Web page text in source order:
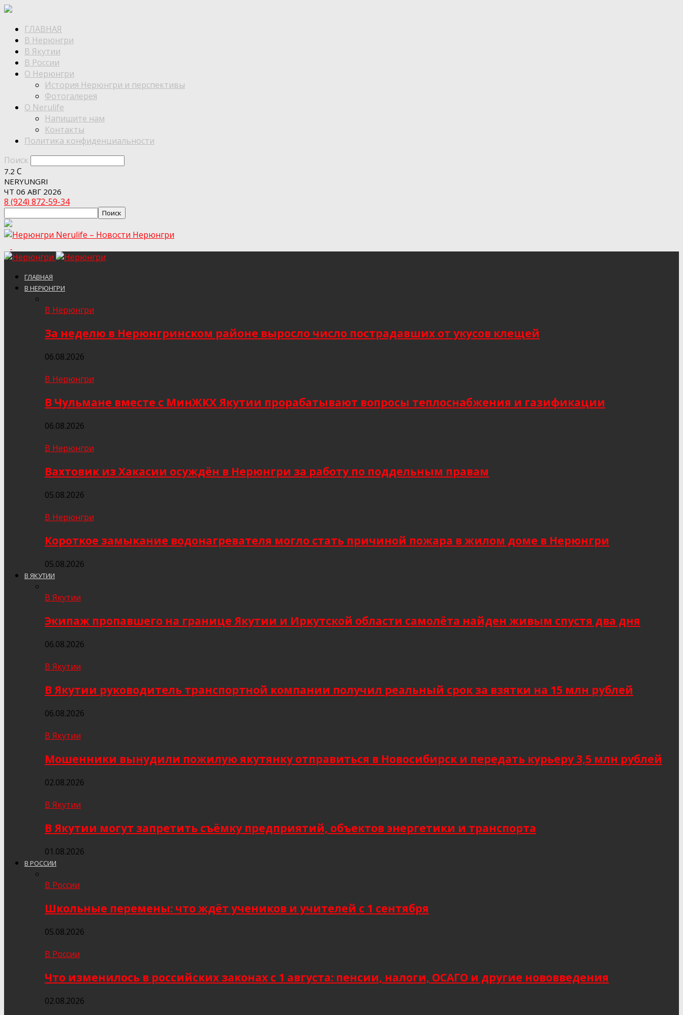
ГЛАВНАЯ
В Нерюнгри
В Якутии
В России
О Нерюнгри
История Нерюнгри и перспективы
Фотогалерея
О Nerulife
Напишите нам
Контакты
Политика конфиденциальности
Поиск
7.2 C
NERYUNGRI
ЧТ 06 АВГ 2026
8 (924) 872-59-34
Nerulife – Новости Нерюнгри
ГЛАВНАЯ
В НЕРЮНГРИ
В Нерюнгри
За неделю в Нерюнгринском районе выросло число пострадавших от укусов клещей
06.08.2026
В Нерюнгри
В Чульмане вместе с МинЖКХ Якутии прорабатывают вопросы теплоснабжения и газификации
06.08.2026
В Нерюнгри
Вахтовик из Хакасии осуждён в Нерюнгри за работу по поддельным правам
05.08.2026
В Нерюнгри
Короткое замыкание водонагревателя могло стать причиной пожара в жилом доме в Нерюнгри
05.08.2026
В ЯКУТИИ
В Якутии
Экипаж пропавшего на границе Якутии и Иркутской области самолёта найден живым спустя два дня
06.08.2026
В Якутии
В Якутии руководитель транспортной компании получил реальный срок за взятки на 15 млн рублей
06.08.2026
В Якутии
Мошенники вынудили пожилую якутянку отправиться в Новосибирск и передать курьеру 3,5 млн рублей
02.08.2026
В Якутии
В Якутии могут запретить съёмку предприятий, объектов энергетики и транспорта
01.08.2026
В РОССИИ
В России
Школьные перемены: что ждёт учеников и учителей с 1 сентября
05.08.2026
В России
Что изменилось в российских законах с 1 августа: пенсии, налоги, ОСАГО и другие нововведения
02.08.2026